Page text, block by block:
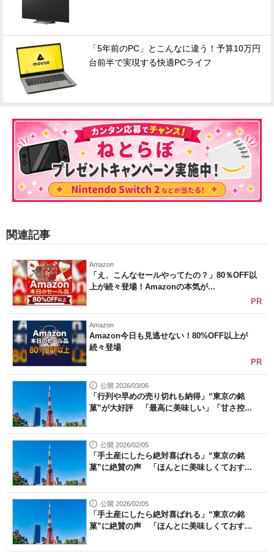
「5年前のPC」とこんなに違う！予算10万円
台前半で実現する快適PCライフ
関連記事
Amazon
「え、こんなセールやってたの？」80％OFF以
上が続々登場！Amazonの本気が...
PR
Amazon
Amazon今日も見逃せない！80%OFF以上が
続々登場
PR
公開 2026/03/06
「行列や早めの売り切れも納得」“東京の銘
菓”が大好評 「最高に美味しい」「甘さ控...
公開 2026/02/05
「手土産にしたら絶対喜ばれる」“東京の銘
菓”に絶賛の声 「ほんとに美味しくておす...
公開 2026/02/05
「手土産にしたら絶対喜ばれる」“東京の銘
菓”に絶賛の声 「ほんとに美味しくておす...